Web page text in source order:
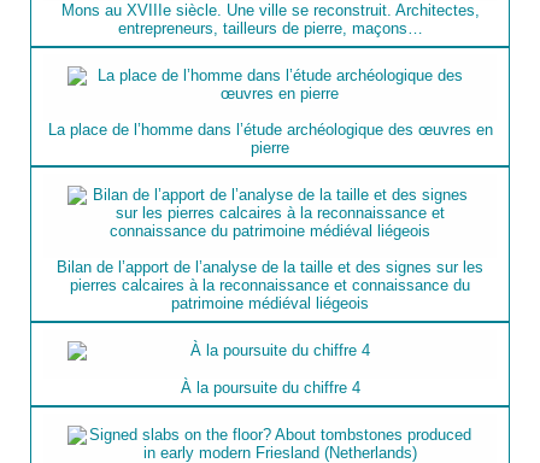
Mons au XVIIIe siècle. Une ville se reconstruit. Architectes,
entrepreneurs, tailleurs de pierre, maçons…
La place de l’homme dans l’étude archéologique des œuvres en
pierre
Bilan de l’apport de l’analyse de la taille et des signes sur les
pierres calcaires à la reconnaissance et connaissance du
patrimoine médiéval liégeois
À la poursuite du chiffre 4